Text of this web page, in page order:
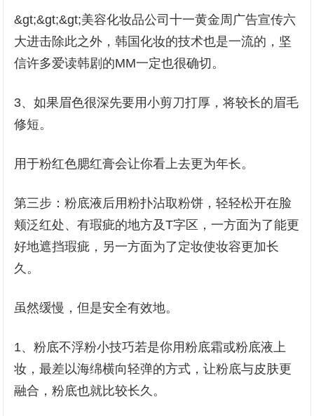
&gt;&gt;&gt;美容化妆品公司十一黄金周广告宣传六
大进击除此之外，韩国化妆的技术也是一流的，坚
信许多爱读韩剧的MM一定也很确切。
3、如果眉色很深先要用小剪刀打厚，将较长的眉毛
修短。
用于粉红色腮红膏会让你看上去更为年长。
第三步：粉底液后用粉扑沾取粉饼，轻轻松开在脸
颊泛红处、有瑕疵的地方及T字区，一方面为了能更
好地遮挡瑕疵，另一方面为了定妆使妆容更加长
久。
虽然缓慢，但是安全有效地。
1、粉底不浮粉小技巧若是你用粉底霜或粉底液上
妆，最差以海绵横向轻弹的方式，让粉底与皮肤更
融合，粉底也就比较长久。